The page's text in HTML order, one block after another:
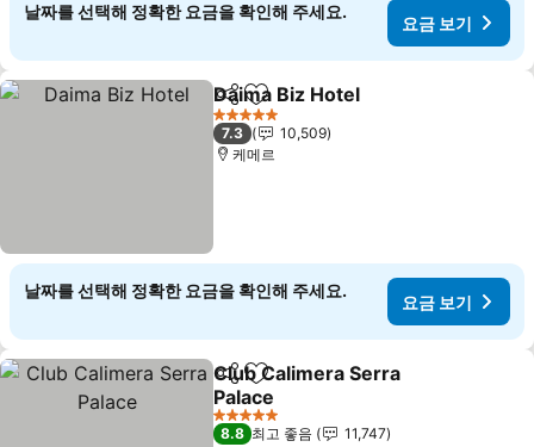
날짜를 선택해 정확한 요금을 확인해 주세요.
요금 보기
공유 즐겨찾기에 추가
Daima Biz Hotel
5 성급
7.3
10,509
케메르
날짜를 선택해 정확한 요금을 확인해 주세요.
요금 보기
공유 즐겨찾기에 추가
Club Calimera Serra
Palace
5 성급
8.8 최고 좋음
11,747